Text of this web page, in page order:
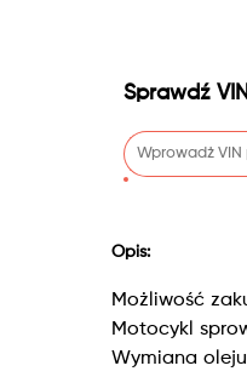
Sprawdź
Opis:
Możliwość
Motocykl
Wymiana